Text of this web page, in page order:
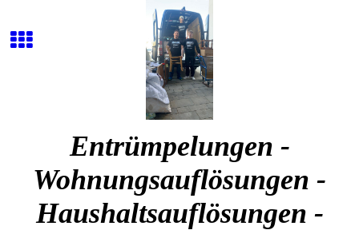
Entrümpelungen -
Wohnungsauflösungen -
Haushaltsauflösungen -